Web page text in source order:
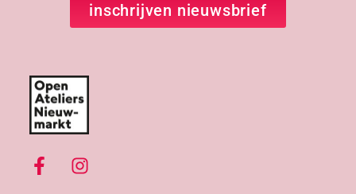
inschrijven nieuwsbrief